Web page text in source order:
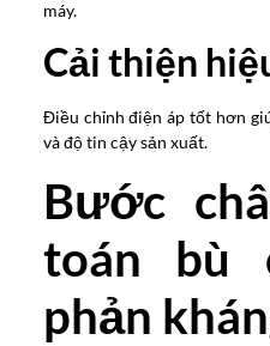
máy.
Cải thiện
Điều chỉnh điện áp tốt hơn
và độ tin cậy sản xuất.
Bước
toán bù
phản